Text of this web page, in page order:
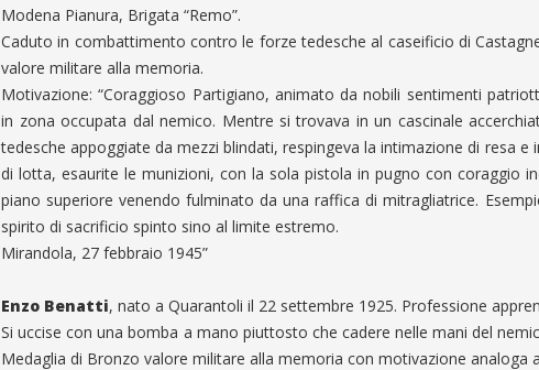
Modena Pianura, Brigata “Remo”.
Caduto in combattimento contro le forze tedesche al caseificio di
valore militare alla memoria.
Motivazione: “Coraggioso Partigiano, animato da nobili sentimenti
in zona occupata dal nemico. Mentre si trovava in un cascinale
tedesche appoggiate da mezzi blindati, respingeva la intimazione di resa
di lotta, esaurite le munizioni, con la sola pistola in pugno con coraggio
piano superiore venendo fulminato da una raffica di mitragliatrice.
spirito di sacrificio spinto sino al limite estremo.
Mirandola, 27 febbraio 1945”
Enzo Benatti, nato a Quarantoli il 22 settembre 1925. Professione
Si uccise con una bomba a mano piuttosto che cadere nelle mani del
Medaglia di Bronzo valore militare alla memoria con motivazione analoga